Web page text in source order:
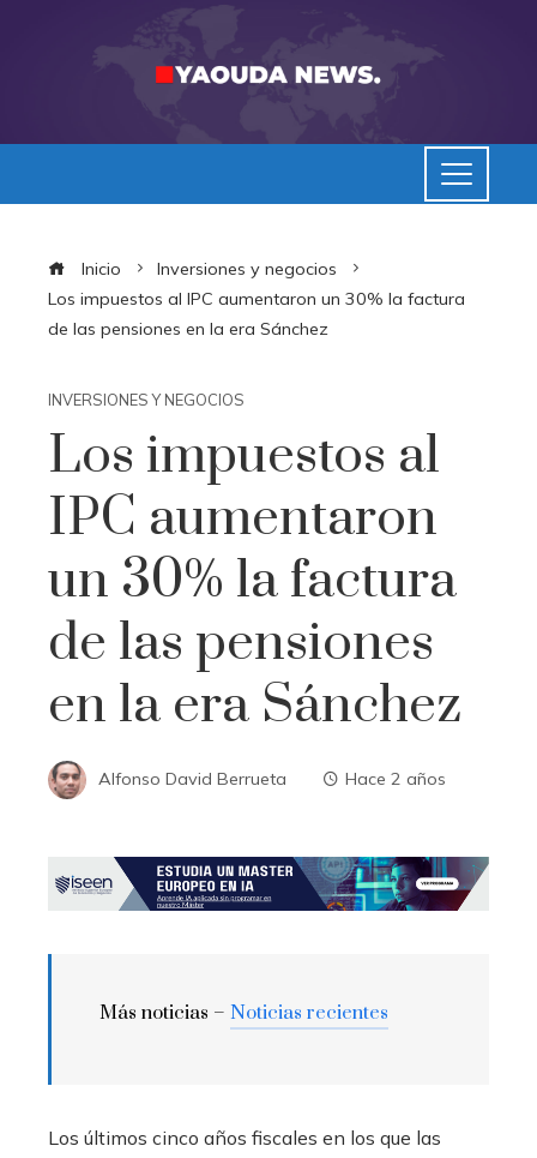
Inicio
Inversiones y negocios
Los impuestos al IPC aumentaron un 30% la factura
de las pensiones en la era Sánchez
INVERSIONES Y NEGOCIOS
Los impuestos al
IPC aumentaron
un 30% la factura
de las pensiones
en la era Sánchez
Alfonso David Berrueta Hace 2 años
Más noticias – Noticias recientes
Los últimos cinco años fiscales en los que las